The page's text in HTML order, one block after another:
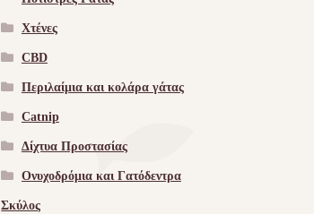
Χτένες
CBD
Περιλαίμια και κολάρα γάτας
Catnip
Δίχτυα Προστασίας
Ονυχοδρόμια και Γατόδεντρα
Σκύλος